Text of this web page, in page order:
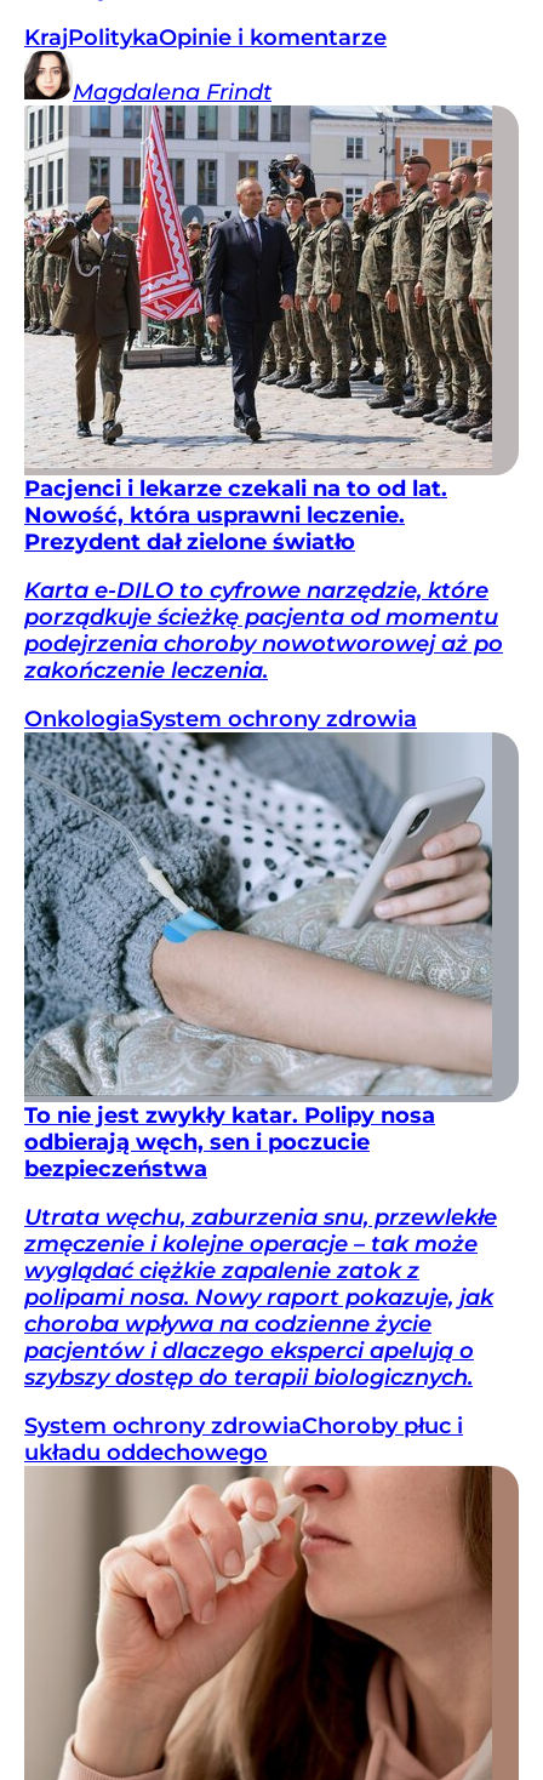
KrajPolitykaOpinie i komentarze
Magdalena Frindt
Pacjenci i lekarze czekali na to od lat.
Nowość, która usprawni leczenie.
Prezydent dał zielone światło
Karta e-DILO to cyfrowe narzędzie, które
porządkuje ścieżkę pacjenta od momentu
podejrzenia choroby nowotworowej aż po
zakończenie leczenia.
OnkologiaSystem ochrony zdrowia
To nie jest zwykły katar. Polipy nosa
odbierają węch, sen i poczucie
bezpieczeństwa
Utrata węchu, zaburzenia snu, przewlekłe
zmęczenie i kolejne operacje – tak może
wyglądać ciężkie zapalenie zatok z
polipami nosa. Nowy raport pokazuje, jak
choroba wpływa na codzienne życie
pacjentów i dlaczego eksperci apelują o
szybszy dostęp do terapii biologicznych.
System ochrony zdrowiaChoroby płuc i
układu oddechowego